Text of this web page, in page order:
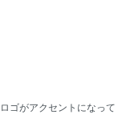
ゴがアクセントになって